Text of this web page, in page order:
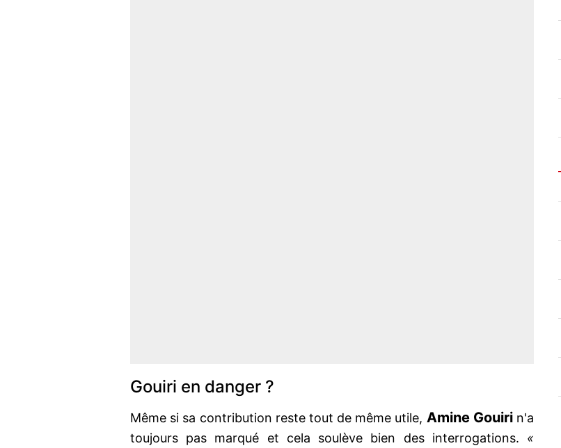
Gouiri en danger ?
Même si sa contribution reste tout de même utile, Amine Gouirin'a
toujours pas marqué et cela soulève bien des interrogations. «